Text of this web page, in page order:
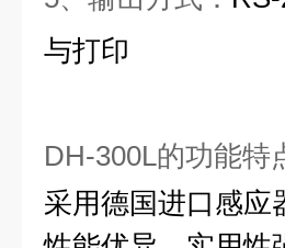
与打印
DH-300L的功能特
采用德国进口感应